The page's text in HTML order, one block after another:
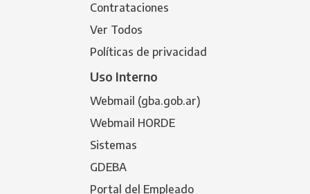
Contrataciones
Ver Todos
Políticas de privacidad
Uso Interno
Webmail (gba.gob.ar)
Webmail HORDE
Sistemas
GDEBA
Portal del Empleado